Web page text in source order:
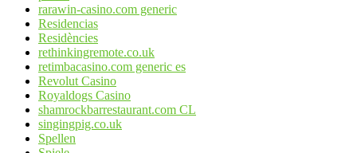
rarawin-casino.com generic
Residencias
Residències
rethinkingremote.co.uk
retimbacasino.com generic es
Revolut Casino
Royaldogs Casino
shamrockbarrestaurant.com CL
singingpig.co.uk
Spellen